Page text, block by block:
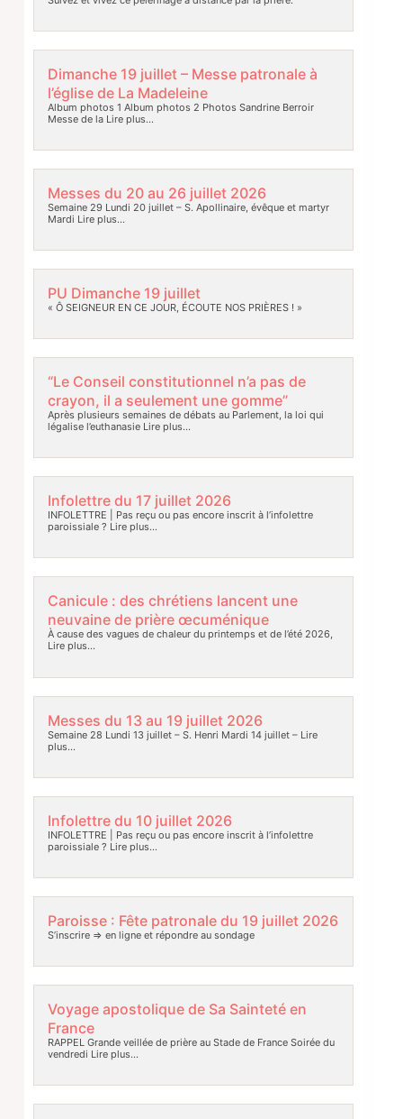
Dimanche 19 juillet – Messe patronale à
l’église de La Madeleine
Album photos 1 Album photos 2 Photos Sandrine Berroir
Messe de laLire plus…
Messes du 20 au 26 juillet 2026
Semaine 29 Lundi 20 juillet – S. Apollinaire, évêque et martyr
Mardi Lire plus…
PU Dimanche 19 juillet
« Ô SEIGNEUR EN CE JOUR, ÉCOUTE NOS PRIÈRES ! »
“Le Conseil constitutionnel n’a pas de
crayon, il a seulement une gomme”
Après plusieurs semaines de débats au Parlement, la loi qui
légalise l’euthanasieLire plus…
Infolettre du 17 juillet 2026
INFOLETTRE | Pas reçu ou pas encore inscrit à l’infolettre
paroissiale ? Lire plus…
Canicule : des chrétiens lancent une
neuvaine de prière œcuménique
À cause des vagues de chaleur du printemps et de l’été 2026,
Lire plus…
Messes du 13 au 19 juillet 2026
Semaine 28 Lundi 13 juillet – S. Henri Mardi 14 juillet –Lire
plus…
Infolettre du 10 juillet 2026
INFOLETTRE | Pas reçu ou pas encore inscrit à l’infolettre
paroissiale ? Lire plus…
Paroisse : Fête patronale du 19 juillet 2026
S’inscrire => en ligne et répondre au sondage
Voyage apostolique de Sa Sainteté en
France
RAPPEL Grande veillée de prière au Stade de France Soirée du
vendredi Lire plus…